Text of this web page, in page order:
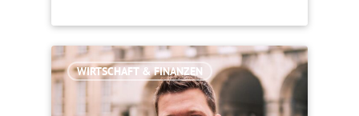
WIRTSCHAFT & FINANZEN